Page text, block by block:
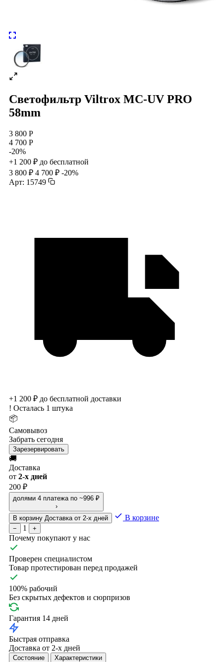
Светофильтр Viltrox MC-UV PRO
58mm
3 800 Р
4 700 Р
-20%
+1 200 ₽ до бесплатной
3 800 ₽ 4 700 ₽ -20%
Арт: 15749
+1 200 ₽ до бесплатной доставки
! Осталась 1 штука
📦
Самовывоз
Забрать сегодня
Зарезервировать
🚚
Доставка
от 2-х дней
200 ₽
долями 4 платежа по ~996 ₽
›
В корзину Доставка от 2-х дней В корзине
− 1 +
Почему покупают у нас
Проверен специалистом
Товар протестирован перед продажей
100% рабочий
Без скрытых дефектов и сюрпризов
Гарантия 14 дней
Быстрая отправка
Доставка от 2-х дней
Состояние Характеристики